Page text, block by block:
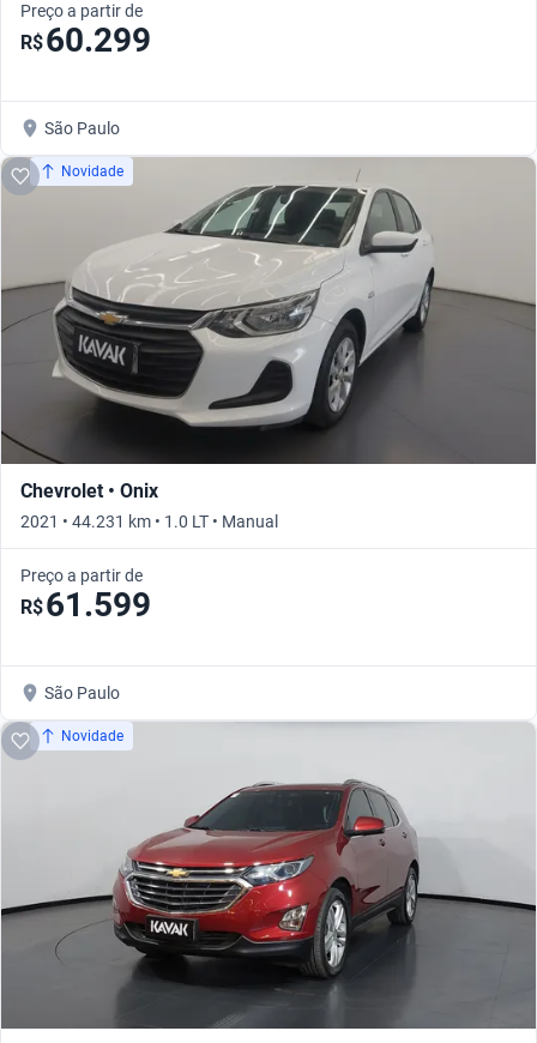
Preço a partir de
R$60.299
São Paulo
Novidade
Chevrolet • Onix
2021 • 44.231 km • 1.0 LT • Manual
Preço a partir de
R$61.599
São Paulo
Novidade